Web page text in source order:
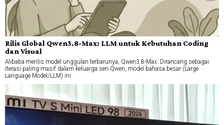
Rilis Global Qwen3.8-Max: LLM untuk Kebutuhan Coding
dan Visual
Alibaba merilis model unggulan terbarunya, Qwen3.8-Max. Dirancang sebagai
iterasi paling masif dalam keluarga seri Qwen, model bahasa besar (Large
Language Model/LLM) ini